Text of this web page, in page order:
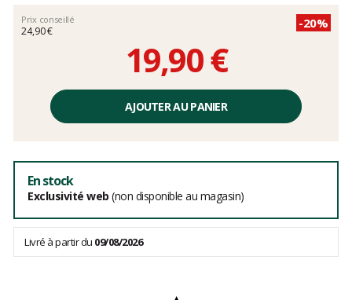
Prix conseillé
24,90 €
-20%
19,90 €
unitaire,
AJOUTER AU PANIER
En stock
Exclusivité web (non disponible au magasin)
Livré à partir du 09/08/2026